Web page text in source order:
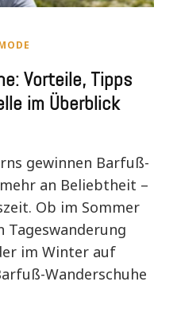
Vorteile, Tipps
im Überblick
gewinnen Barfuß-
an Beliebtheit –
Ob im Sommer
Tageswanderung
im Winter auf
Wanderschuhe